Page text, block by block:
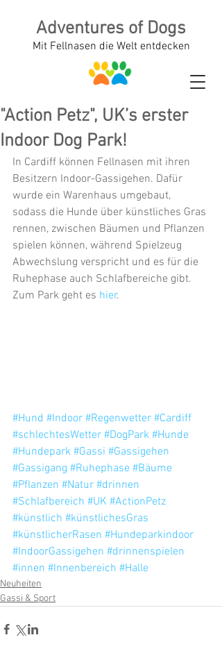
Adventures of Dogs
Mit Fellnasen die Welt entdecken
"Action Petz", UK’s erster
Indoor Dog Park!
In Cardiff können Fellnasen mit ihren
Besitzern Indoor-Gassigehen. Dafür
wurde ein Warenhaus umgebaut,
sodass die Hunde über künstliches Gras
rennen, zwischen Bäumen und Pflanzen
spielen können, während Spielzeug
Abwechslung verspricht und es für die
Ruhephase auch Schlafbereiche gibt.
Zum Park geht es hier.
#Hund #Indoor #Regenwetter #Cardiff
#schlechtesWetter #DogPark #Hunde
#Hundepark #Gassi #Gassigehen
#Gassigang #Ruhephase #Bäume
#Pflanzen #Natur #drinnen
#Schlafbereich #UK #ActionPetz
#künstlich #künstlichesGras
#künstlicherRasen #Hundeparkindoor
#IndoorGassigehen #drinnenspielen
#innen #Innenbereich #Halle
Neuheiten
Gassi & Sport